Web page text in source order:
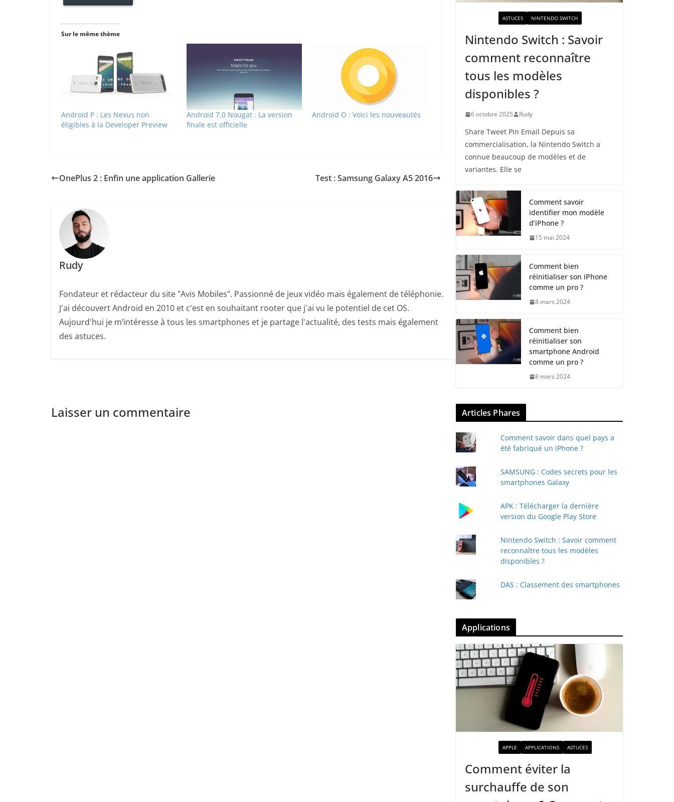
Sur le même thème
Android P : Les Nexus non
éligibles à la Developer Preview
Android 7.0 Nougat : La version
finale est officielle
Android O : Voici les nouveautés
OnePlus 2 : Enfin une application Gallerie Test : Samsung Galaxy A5 2016
Rudy
Fondateur et rédacteur du site "Avis Mobiles". Passionné de jeux vidéo mais également de téléphonie.
J'ai découvert Android en 2010 et c'est en souhaitant rooter que j'ai vu le potentiel de cet OS.
Aujourd'hui je m’intéresse à tous les smartphones et je partage l'actualité, des tests mais également
des astuces.
Laisser un commentaire
ASTUCES NINTENDO SWITCH
Nintendo Switch : Savoir
comment reconnaître
tous les modèles
disponibles ?
6 octobre 2025 Rudy
Share Tweet Pin Email Depuis sa
commercialisation, la Nintendo Switch a
connue beaucoup de modèles et de
variantes. Elle se
Comment savoir
identifier mon modèle
d’iPhone ?
15 mai 2024
Comment bien
réinitialiser son iPhone
comme un pro ?
8 mars 2024
Comment bien
réinitialiser son
smartphone Android
comme un pro ?
8 mars 2024
Articles Phares
Comment savoir dans quel pays a
été fabriqué un iPhone ?
SAMSUNG : Codes secrets pour les
smartphones Galaxy
APK : Télécharger la dernière
version du Google Play Store
Nintendo Switch : Savoir comment
reconnaître tous les modèles
disponibles ?
DAS : Classement des smartphones
Applications
APPLE APPLICATIONS ASTUCES
Comment éviter la
surchauffe de son